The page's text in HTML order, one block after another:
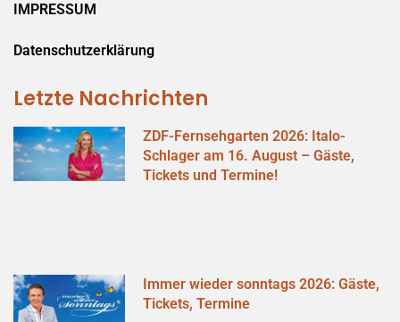
IMPRESSUM
Datenschutzerklärung
Letzte Nachrichten
ZDF-Fernsehgarten 2026: Italo-
Schlager am 16. August – Gäste,
Tickets und Termine!
Immer wieder sonntags 2026: Gäste,
Tickets, Termine